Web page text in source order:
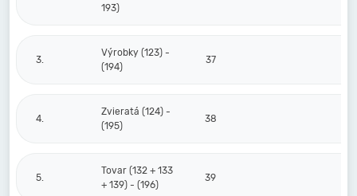
193)
3.
Výrobky (123) -
(194)
37
4.
Zvieratá (124) -
(195)
38
5.
Tovar (132 + 133
+ 139) - (196)
39